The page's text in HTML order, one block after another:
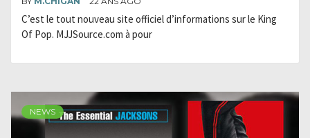
C’est le tout nouveau site officiel d’informations sur le King
Of Pop. MJJSource.com à pour
NEWS